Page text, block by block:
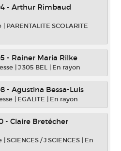
- Arthur Rimbaud
| PARENTALITE SCOLARITE
- Rainer Maria Rilke
|J 305 BEL | En rayon
- Agustina Bessa-Luis
| EGALITE | En rayon
- Claire Bretécher
|SCIENCES / J SCIENCES | En